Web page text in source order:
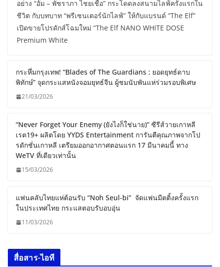
อย่าง “อั้ม – พัชราภา ไชยเชื้อ” กระโดดลงสนามไลฟ์ครั้งแรกใน
ชีวิต กับบทบาท “พรีเซนเตอร์นักไลฟ์” ให้กับแบรนด์ “The Elf”
เปิดขายโปรดักส์โฉมใหม่ “The Elf NANO WHITE DOSE
Premium White
กระหึ่มกรุงเทพ! “Blades of The Guardians : ยอดยุทธ์ดาบ
พิทักษ์” จุดกระแสหนังจอมยุทธ์จีน ผู้ชมนับพันแห่ร่วมรอบพิเศษ
21/03/2026
“Never Forget Your Enemy (ยังไงก็ใช่นาย)” ซีรีส์วายเกาหลี
เรต19+ ผลิตโดย YYDS Entertainment การันตีคุณภาพจากโป
รดักชั่นเกาหลี เตรียมออกอากาศตอนแรก 17 มีนาคมนี้ ทาง
WeTV ที่เดียวเท่านั้น
15/03/2026
แฟนคลับไทยแห่ต้อนรับ “Noh Seul-bi” จัดแฟนมีตติ้งครั้งแรก
ในประเทศไทย กระแสตอบรับอบอุ่น
11/03/2026
สื่อสาร-ไอที